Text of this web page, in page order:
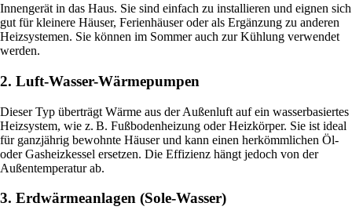
Innengerät in das Haus. Sie sind einfach zu installieren und eignen sich
gut für kleinere Häuser, Ferienhäuser oder als Ergänzung zu anderen
Heizsystemen. Sie können im Sommer auch zur Kühlung verwendet
werden.
2. Luft-Wasser-Wärmepumpen
Dieser Typ überträgt Wärme aus der Außenluft auf ein wasserbasiertes
Heizsystem, wie z. B. Fußbodenheizung oder Heizkörper. Sie ist ideal
für ganzjährig bewohnte Häuser und kann einen herkömmlichen Öl-
oder Gasheizkessel ersetzen. Die Effizienz hängt jedoch von der
Außentemperatur ab.
3. Erdwärmeanlagen (Sole-Wasser)